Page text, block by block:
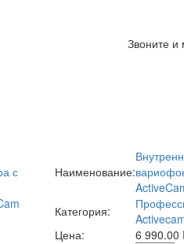
Звоните
Наименование:
Категория:
Цена:
6 990.00